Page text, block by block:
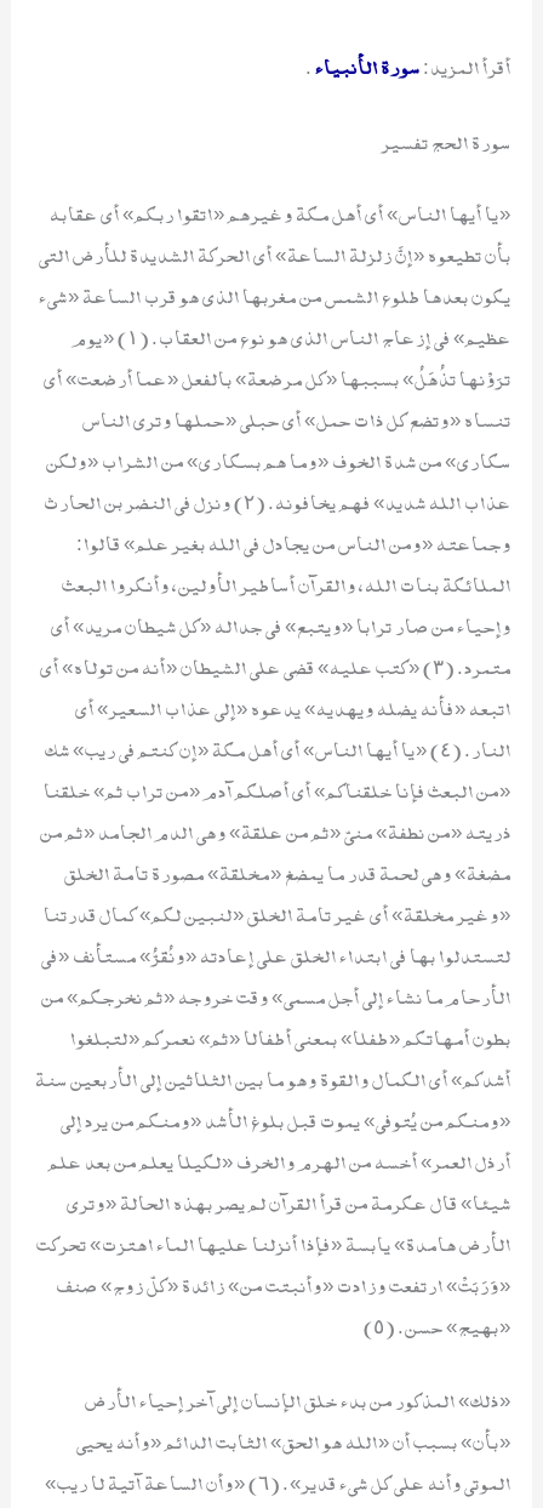
أقرأ المزيد:سورة الأنبياء.
سورة الحج تفسير
«يا أيها الناس» أي أهل مكة وغيرهم «اتقوا ربكم» أي عقابه
بأن تطيعوه «إنَّ زلزلة الساعة» أي الحركة الشديدة للأرض التي
يكون بعدها طلوع الشمس من مغربها الذي هو قرب الساعة «شيء
عظيم» في إزعاج الناس الذي هو نوع من العقاب. (١) «يوم
ترَوْنها تذُهَلُ» بسببها «كل مرضعة» بالفعل «عما أرضعت» أي
تنساه «وتضع كل ذات حمل» أي حبلى «حملها وترى الناس
سكارى» من شدة الخوف «وما هم بسكارى» من الشراب «ولكن
عذاب الله شديد» فهم يخافونه. (٢) ونزل في النضر بن الحارث
وجماعته «ومن الناس من يجادل في الله بغير علم» قالوا:
الملائكة بنات الله، والقرآن أساطير الأولين، وأنكروا البعث
وإحياء من صار ترابا «ويتبع» في جداله «كل شيطان مريد» أي
متمرد. (٣) «كتب عليه» قضي على الشيطان «أنه من تولاه» أي
اتبعه «فأنه يضله ويهديه» يدعوه «إلى عذاب السعير» أي
النار. (٤) «يا أيها الناس» أي أهل مكة «إن كنتم في ريب» شك
«من البعث فإنا خلقناكم» أي أصلكم آدم «من تراب ثم» خلقنا
ذريته «من نطفة» منيّ «ثم من علقة» وهي الدم الجامد «ثم من
مضغة» وهي لحمة قدر ما يمضغ «مخلقة» مصورة تامة الخلق
«وغير مخلقة» أي غير تامة الخلق «لنبين لكم» كمال قدرتنا
لتستدلوا بها في ابتداء الخلق على إعادته «ونُقرُّ» مستأنف «في
الأرحام ما نشاء إلى أجل مسمى» وقت خروجه «ثم نخرجكم» من
بطون أمهاتكم «طفلا» بمعنى أطفالا «ثم» نعمركم «لتبلغوا
أشدكم» أي الكمال والقوة وهو ما بين الثلاثين إلى الأربعين سنة
«ومنكم من يُتوفى» يموت قبل بلوغ الأشد «ومنكم من يرد إلى
أرذل العمر» أخسه من الهرم والخرف «لكيلا يعلم من بعد علم
شيئا» قال عكرمة من قرأ القرآن لم يصر بهذه الحالة «وترى
الأرض هامدة» يابسة «فإذا أنزلنا عليها الماء اهتزت» تحركت
«وَرَبَتْ» ارتفعت وزادت «وأنبتت من» زائدة «كلّ زوج» صنف
«بهيج» حسن. (٥)
«ذلك» المذكور من بدء خلق الإنسان إلى آخر إحياء الأرض
«بأن» بسبب أن «الله هو الحق» الثابت الدائم «وأنه يحيى
الموتى وأنه على كل شيء قدير». (٦) «وأن الساعة آتية لا ريب»